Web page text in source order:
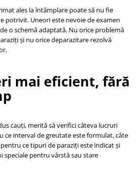
ales la întâmplare poate să nu fie
potrivit. Uneori este nevoie de examen
o schemă adaptată. Nu orice problemă
și nu orice deparazitare rezolvă
mai eficient, fără
cauți, merită să verifici câteva lucruri
ce interval de greutate este formulat, câte
ce tipuri de paraziți este indicat și
speciale pentru vârstă sau stare